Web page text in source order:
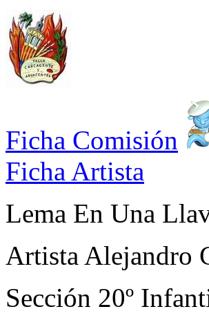
Ficha Comisión
Ficha Artista
Lema En Una
Artista Alejandro
Sección 20º